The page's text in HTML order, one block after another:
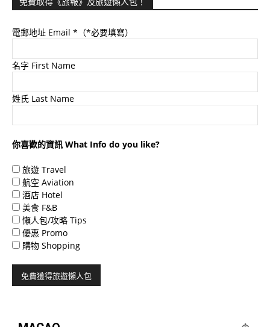
電郵地址 Email *（*必要填寫）
名字 First Name
姓氏 Last Name
你喜歡的資訊 What Info do you like?
旅遊 Travel
航空 Aviation
酒店 Hotel
美食 F&B
懶人包/攻略 Tips
優惠 Promo
購物 Shopping